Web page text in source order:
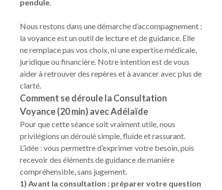
pendule.
Nous restons dans une démarche d’accompagnement :
la voyance est un outil de lecture et de guidance. Elle
ne remplace pas vos choix, ni une expertise médicale,
juridique ou financière. Notre intention est de vous
aider à retrouver des repères et à avancer avec plus de
clarté.
Comment se déroule la Consultation
Voyance (20 min) avec Adélaïde
Pour que cette séance soit vraiment utile, nous
privilégions un déroulé simple, fluide et rassurant.
L’idée : vous permettre d’exprimer votre besoin, puis
recevoir des éléments de guidance de manière
compréhensible, sans jugement.
1) Avant la consultation : préparer votre question